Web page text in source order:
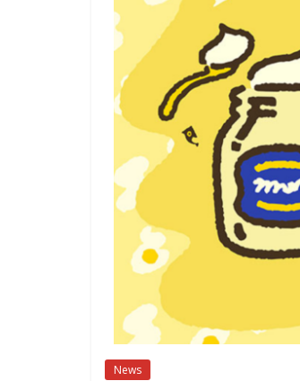
News